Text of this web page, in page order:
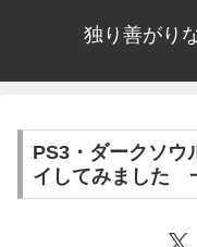
独り善がり
PS3・ダークソウ
イしてみました